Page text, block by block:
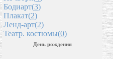
Бодиарт(3)
Плакат(2)
Ленд-арт(2)
Театр. костюмы(0)
День рождения